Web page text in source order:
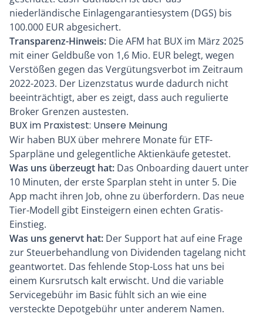
niederländische Einlagengarantiesystem (DGS) bis
100.000 EUR abgesichert.
Transparenz-Hinweis: Die AFM hat BUX im März 2025
mit einer Geldbuße von 1,6 Mio. EUR belegt, wegen
Verstößen gegen das Vergütungsverbot im Zeitraum
2022-2023. Der Lizenzstatus wurde dadurch nicht
beeinträchtigt, aber es zeigt, dass auch regulierte
Broker Grenzen austesten.
BUX im Praxistest: Unsere Meinung
Wir haben BUX über mehrere Monate für ETF-
Sparpläne und gelegentliche Aktienkäufe getestet.
Was uns überzeugt hat: Das Onboarding dauert unter
10 Minuten, der erste Sparplan steht in unter 5. Die
App macht ihren Job, ohne zu überfordern. Das neue
Tier-Modell gibt Einsteigern einen echten Gratis-
Einstieg.
Was uns genervt hat: Der Support hat auf eine Frage
zur Steuerbehandlung von Dividenden tagelang nicht
geantwortet. Das fehlende Stop-Loss hat uns bei
einem Kursrutsch kalt erwischt. Und die variable
Servicegebühr im Basic fühlt sich an wie eine
versteckte Depotgebühr unter anderem Namen.